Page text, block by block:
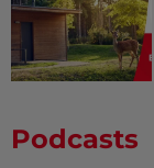
Podcasts